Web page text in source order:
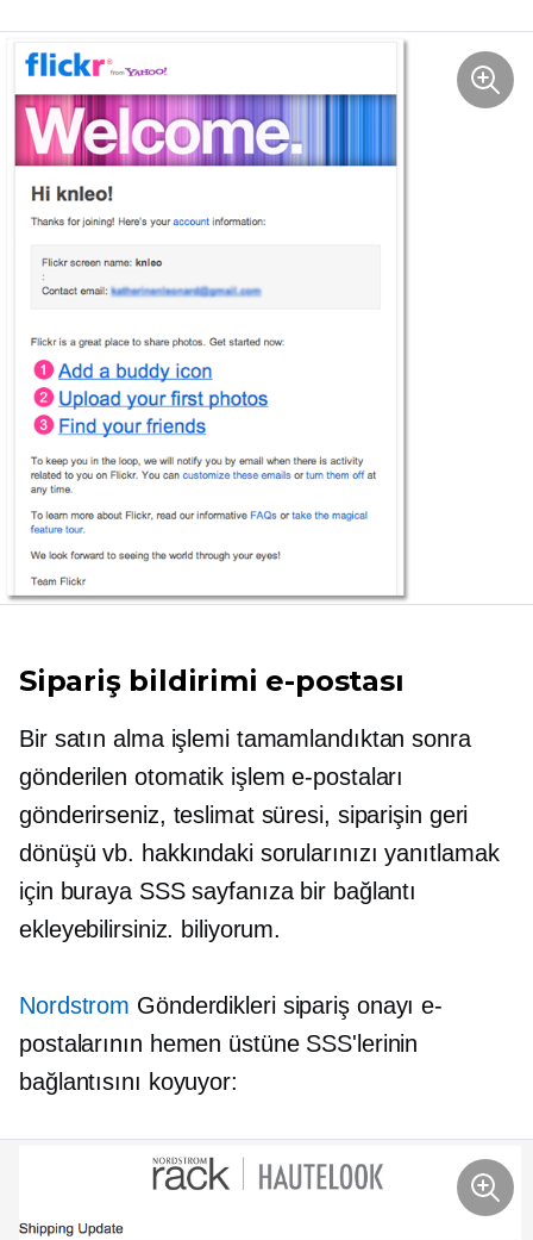
Sipariş bildirimi e-postası
Bir satın alma işlemi tamamlandıktan sonra
gönderilen otomatik işlem e-postaları
gönderirseniz, teslimat süresi, siparişin geri
dönüşü vb. hakkındaki sorularınızı yanıtlamak
için buraya SSS sayfanıza bir bağlantı
ekleyebilirsiniz. biliyorum.
Nordstrom Gönderdikleri sipariş onayı e-
postalarının hemen üstüne SSS'lerinin
bağlantısını koyuyor: